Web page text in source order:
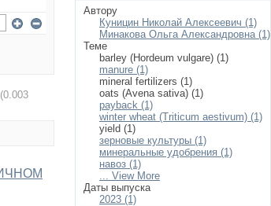
(0.003
Автору
Куницин Николай Алексеевич (1)
Минакова Ольга Александровна (1)
Теме
barley (Hordeum vulgare) (1)
manure (1)
mineral fertilizers (1)
oats (Avena sativa) (1)
payback (1)
winter wheat (Triticum aestivum) (1)
yield (1)
зерновые культуры (1)
минеральные удобрения (1)
навоз (1)
... View More
Даты выпуска
2023 (1)